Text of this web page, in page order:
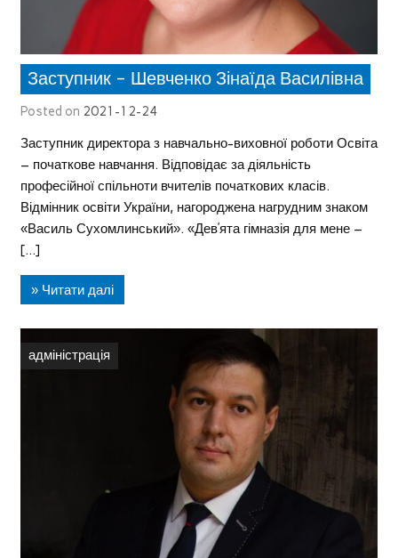
Заступник – Шевченко Зінаїда Василівна
Posted on 2021-12-24
Заступник директора з навчально-виховної роботи Освіта
– початкове навчання. Відповідає за діяльність
професійної спільноти вчителів початкових класів.
Відмінник освіти України, нагороджена нагрудним знаком
«Василь Сухомлинський». «Дев’ята гімназія для мене –
[…]
» Читати далі
адміністрація